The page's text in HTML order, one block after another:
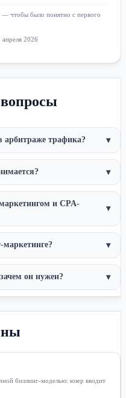
— чтобы было понятно с первого
апреля 2026
арбитраже трафика? ▾
▾
и CPA-
▾
▾
он нужен? ▾
биллинг-моделью: юзер вводит